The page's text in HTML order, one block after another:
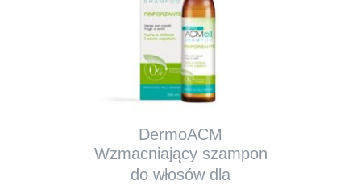
DermoACM
Wzmacniający szampon
do włosów dla